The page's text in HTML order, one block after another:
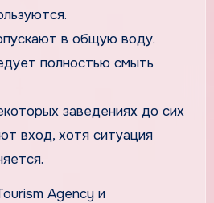
в общую воду.
полностью смыть
заведениях до сих
вход, хотя ситуация
Agency и